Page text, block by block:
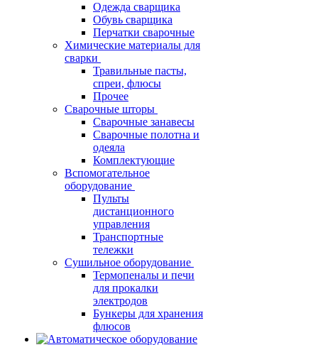
Одежда сварщика
Обувь сварщика
Перчатки сварочные
Химические материалы для
сварки
Травильные пасты,
спреи, флюсы
Прочее
Сварочные шторы
Сварочные занавесы
Сварочные полотна и
одеяла
Комплектующие
Вспомогательное
оборудование
Пульты
дистанционного
управления
Транспортные
тележки
Сушильное оборудование
Термопеналы и печи
для прокалки
электродов
Бункеры для хранения
флюсов